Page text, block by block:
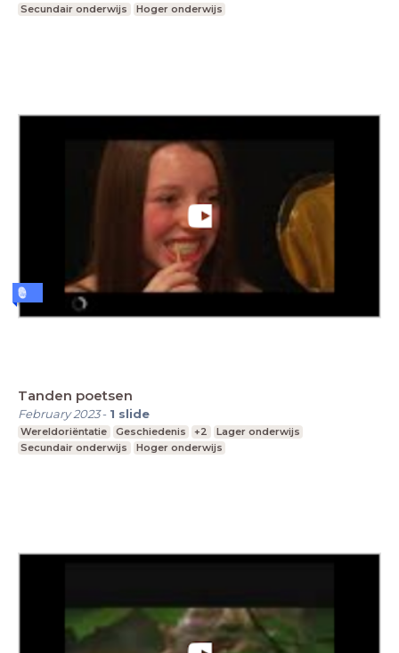
Secundair onderwijs
Hoger onderwijs
Tanden poetsen
February 2023- 1 slide
Wereldoriëntatie Geschiedenis +2
Lager onderwijs
Secundair onderwijs
Hoger onderwijs